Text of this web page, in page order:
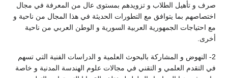
صرف و تأهيل الطلاب و تزويدهم بمستوى عال من المعرفة في مجال
اختصاصهم بما يتوافق مع التطورات الحديثة في هذا المجال من ناحية و
مع احتياجات الجمهورية العربية السورية و الوطن العربي من ناحية
أخرى.
2- النهوض و المشاركة بالبحوث العلمية و الدراسات الفنية التي تسهم
في التقدم العلمي و التقني في مجالات علوم الهندسة المدنية و خاصة